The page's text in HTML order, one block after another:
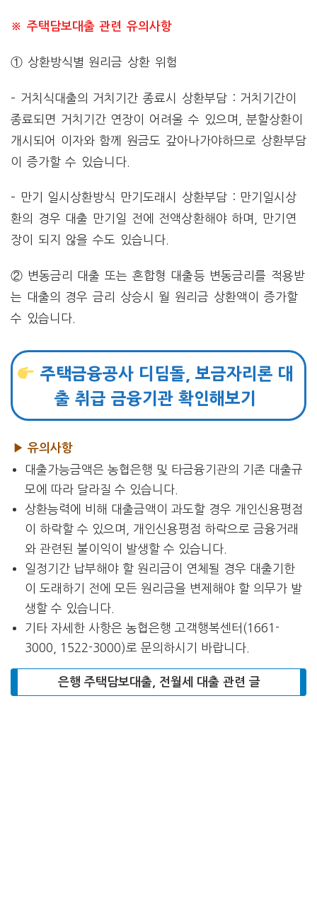
※ 주택담보대출 관련 유의사항
① 상환방식별 원리금 상환 위험
– 거치식대출의 거치기간 종료시 상환부담 : 거치기간이
종료되면 거치기간 연장이 어려울 수 있으며, 분할상환이
개시되어 이자와 함께 원금도 갚아나가야하므로 상환부담
이 증가할 수 있습니다.
– 만기 일시상환방식 만기도래시 상환부담 : 만기일시상
환의 경우 대출 만기일 전에 전액상환해야 하며, 만기연
장이 되지 않을 수도 있습니다.
② 변동금리 대출 또는 혼합형 대출등 변동금리를 적용받
는 대출의 경우 금리 상승시 월 원리금 상환액이 증가할
수 있습니다.
주택금융공사 디딤돌, 보금자리론 대
출 취급 금융기관 확인해보기
▶ 유의사항
대출가능금액은 농협은행 및 타금융기관의 기존 대출규
모에 따라 달라질 수 있습니다.
상환능력에 비해 대출금액이 과도할 경우 개인신용평점
이 하락할 수 있으며, 개인신용평점 하락으로 금융거래
와 관련된 불이익이 발생할 수 있습니다.
일정기간 납부해야 할 원리금이 연체될 경우 대출기한
이 도래하기 전에 모든 원리금을 변제해야 할 의무가 발
생할 수 있습니다.
기타 자세한 사항은 농협은행 고객행복센터(1661-
3000, 1522-3000)로 문의하시기 바랍니다.
은행 주택담보대출, 전월세 대출 관련 글